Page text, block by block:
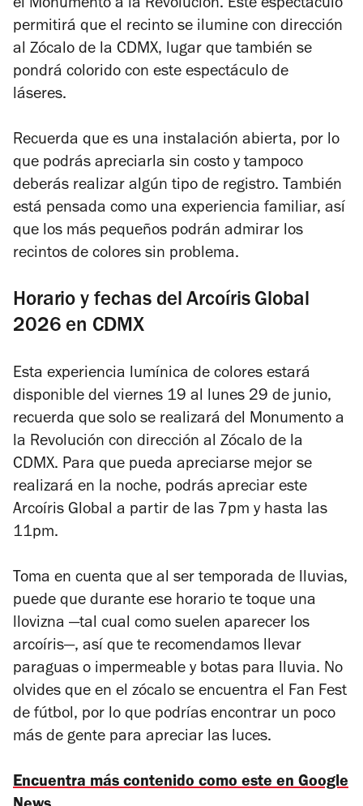
el Monumento a la Revolución. Este espectáculo
permitirá que el recinto se ilumine con dirección
al Zócalo de la CDMX, lugar que también se
pondrá colorido con este espectáculo de
láseres.
Recuerda que es una instalación abierta, por lo
que podrás apreciarla sin costo y tampoco
deberás realizar algún tipo de registro. También
está pensada como una experiencia familiar, así
que los más pequeños podrán admirar los
recintos de colores sin problema.
Horario y fechas del Arcoíris Global
2026 en CDMX
Esta experiencia lumínica de colores estará
disponible del viernes 19 al lunes 29 de junio,
recuerda que solo se realizará del Monumento a
la Revolución con dirección al Zócalo de la
CDMX. Para que pueda apreciarse mejor se
realizará en la noche, podrás apreciar este
Arcoíris Global a partir de las 7pm y hasta las
11pm.
Toma en cuenta que al ser temporada de lluvias,
puede que durante ese horario te toque una
llovizna —tal cual como suelen aparecer los
arcoíris—, así que te recomendamos llevar
paraguas o impermeable y botas para lluvia. No
olvides que en el zócalo se encuentra el Fan Fest
de fútbol, por lo que podrías encontrar un poco
más de gente para apreciar las luces.
Encuentra más contenido como este en Google